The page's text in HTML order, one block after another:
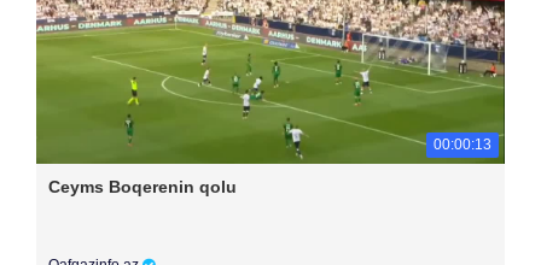
00:00:13
Ceyms Boqerenin qolu